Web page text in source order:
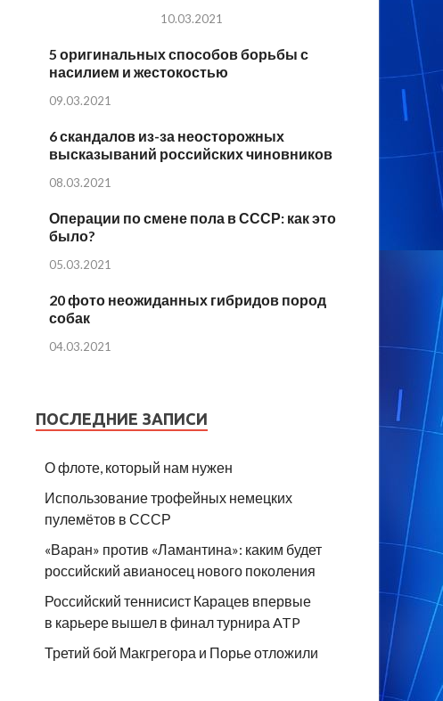
10.03.2021
5 оригинальных способов борьбы с
насилием и жестокостью
09.03.2021
6 скандалов из-за неосторожных
высказываний российских чиновников
08.03.2021
Операции по смене пола в СССР: как это
было?
05.03.2021
20 фото неожиданных гибридов пород
собак
04.03.2021
ПОСЛЕДНИЕ ЗАПИСИ
О флоте, который нам нужен
Использование трофейных немецких
пулемётов в СССР
«Варан» против «Ламантина»: каким будет
российский авианосец нового поколения
Российский теннисист Карацев впервые
в карьере вышел в финал турнира ATP
Третий бой Макгрегора и Порье отложили